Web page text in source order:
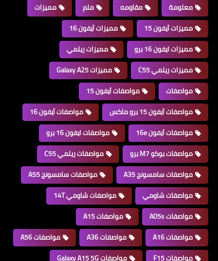
معلومة
مقاومه ملم
مميزات
مميزات آيفون 15
مميزات آيفون 16
مميزات ايفون 16 برو
مميزات ريلمي
مميزات ريلمي C55
مميزات Galaxy A25
مواصفات
مواصفات آيفون 15
مواصفات آيفون 15 برو ماكس
مواصفات آيفون 16
مواصفات آيفون 16e
مواصفات ايفون 16 برو
مواصفات بوكو M7 برو
مواصفات ريلمي C55
مواصفات سامسونج A35
مواصفات سامسونج A55
مواصفات شاومي
مواصفات شاومي 14T
مواصفات A05s
مواصفات A15
مواصفات A16
مواصفات A36
مواصفات A56
مواصفات F15
مواصفات Galaxy A15 5G